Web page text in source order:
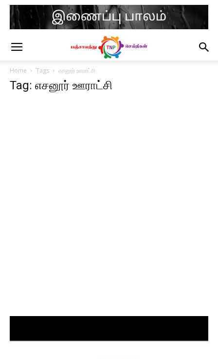
Home Tags எசனூர் ஊராட்சி
Tag: எசனூர் ஊராட்சி